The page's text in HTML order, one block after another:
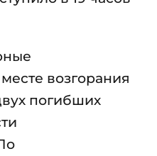
возгорания
погибших